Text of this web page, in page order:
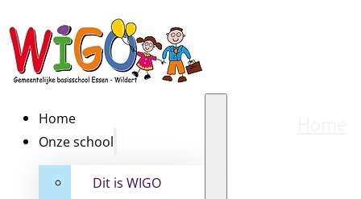
Home
Onze school
Dit is WIGO